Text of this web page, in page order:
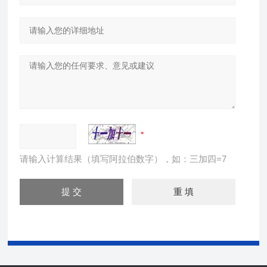
请输入计算结果（填写阿拉伯数字），如：三加四=7